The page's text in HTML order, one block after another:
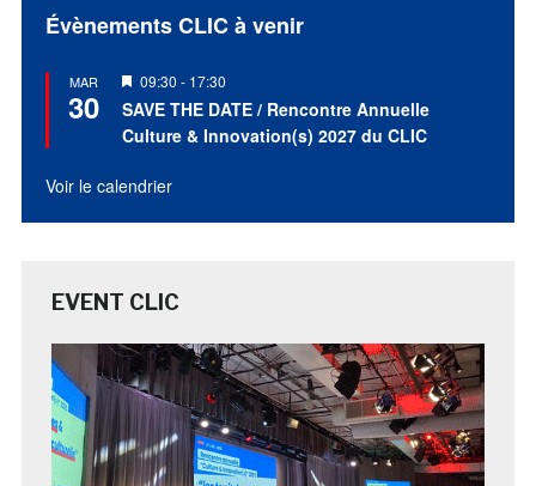
Évènements CLIC à venir
MAR
30
Mis
en
avant
09:30 - 17:30
SAVE THE DATE / Rencontre Annuelle
Culture & Innovation(s) 2027 du CLIC
Voir le calendrier
EVENT CLIC